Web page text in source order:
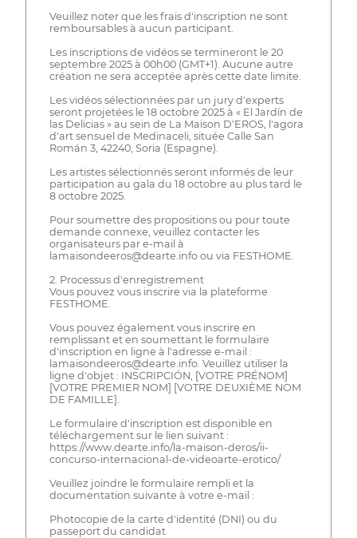
Veuillez noter que les frais d'inscription ne sont
remboursables à aucun participant.
Les inscriptions de vidéos se termineront le 20
septembre 2025 à 00h00 (GMT+1). Aucune autre
création ne sera acceptée après cette date limite.
Les vidéos sélectionnées par un jury d'experts
seront projetées le 18 octobre 2025 à « El Jardín de
las Delicias » au sein de La Maison D'EROS, l'agora
d'art sensuel de Medinaceli, située Calle San
Román 3, 42240, Soria (Espagne).
Les artistes sélectionnés seront informés de leur
participation au gala du 18 octobre au plus tard le
8 octobre 2025.
Pour soumettre des propositions ou pour toute
demande connexe, veuillez contacter les
organisateurs par e-mail à
lamaisondeeros@dearte.info ou via FESTHOME.
2. Processus d'enregistrement
Vous pouvez vous inscrire via la plateforme
FESTHOME.
Vous pouvez également vous inscrire en
remplissant et en soumettant le formulaire
d'inscription en ligne à l'adresse e-mail :
lamaisondeeros@dearte.info. Veuillez utiliser la
ligne d'objet : INSCRIPCIÓN, [VOTRE PRÉNOM]
[VOTRE PREMIER NOM] [VOTRE DEUXIÈME NOM
DE FAMILLE].
Le formulaire d'inscription est disponible en
téléchargement sur le lien suivant :
https://www.dearte.info/la-maison-deros/ii-
concurso-internacional-de-videoarte-erotico/
Veuillez joindre le formulaire rempli et la
documentation suivante à votre e-mail :
Photocopie de la carte d'identité (DNI) ou du
passeport du candidat